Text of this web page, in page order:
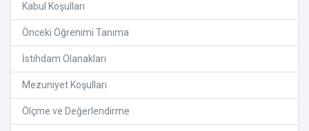
Kabul Koşulları
Önceki Öğrenimi Tanıma
İstihdam Olanakları
Mezuniyet Koşulları
Ölçme ve Değerlendirme